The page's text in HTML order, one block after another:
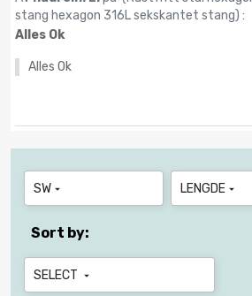
stang hexagon 316L sekskantet stang) :
Alles Ok
Alles Ok
SW  LENGDE 
Sort by:
SELECT 